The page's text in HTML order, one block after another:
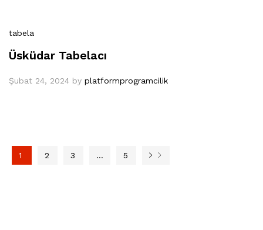
tabela
Üsküdar Tabelacı
Şubat 24, 2024 by platformprogramcilik
1 2 3 … 5